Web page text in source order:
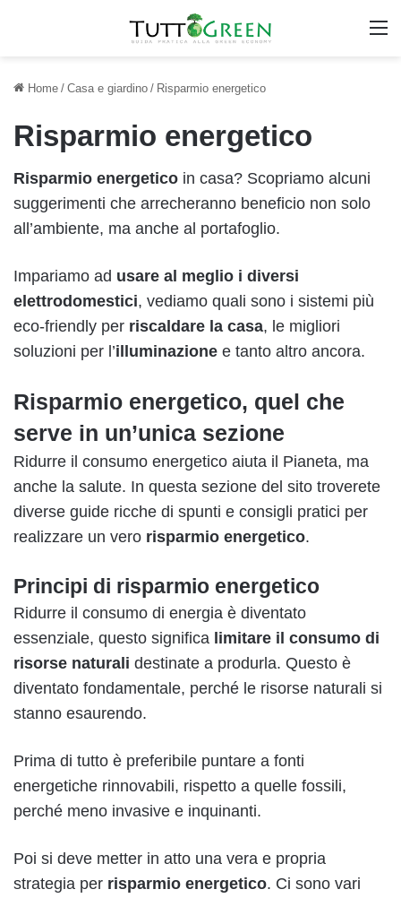
Home / Casa e giardino / Risparmio energetico
Risparmio energetico
Risparmio energetico in casa? Scopriamo alcuni
suggerimenti che arrecheranno beneficio non solo
all’ambiente, ma anche al portafoglio.
Impariamo ad usare al meglio i diversi
elettrodomestici, vediamo quali sono i sistemi più
eco-friendly per riscaldare la casa, le migliori
soluzioni per l’illuminazione e tanto altro ancora.
Risparmio energetico, quel che
serve in un’unica sezione
Ridurre il consumo energetico aiuta il Pianeta, ma
anche la salute. In questa sezione del sito troverete
diverse guide ricche di spunti e consigli pratici per
realizzare un vero risparmio energetico.
Principi di risparmio energetico
Ridurre il consumo di energia è diventato
essenziale, questo significa limitare il consumo di
risorse naturali destinate a produrla. Questo è
diventato fondamentale, perché le risorse naturali si
stanno esaurendo.
Prima di tutto è preferibile puntare a fonti
energetiche rinnovabili, rispetto a quelle fossili,
perché meno invasive e inquinanti.
Poi si deve metter in atto una vera e propria
strategia per risparmio energetico. Ci sono vari